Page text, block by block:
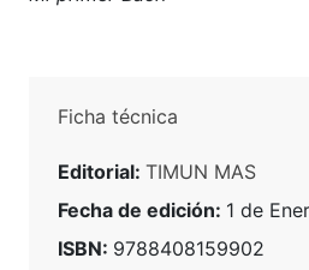
Ficha técnica
Editorial: TIMUN MAS
Fecha de edición: 1 de
ISBN: 9788408159902